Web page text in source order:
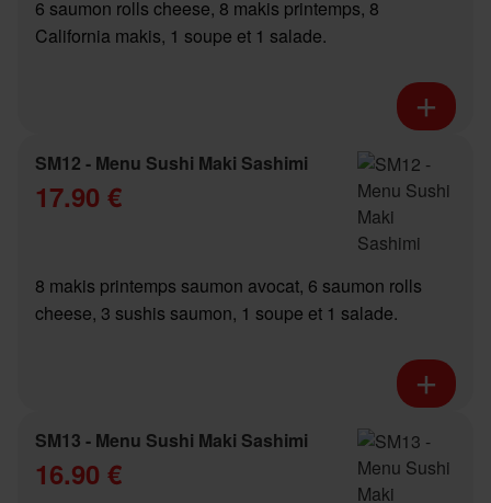
6 saumon rolls cheese, 8 makis printemps, 8
California makis, 1 soupe et 1 salade.
SM12 - Menu Sushi Maki Sashimi
17.90 €
8 makis printemps saumon avocat, 6 saumon rolls
cheese, 3 sushis saumon, 1 soupe et 1 salade.
SM13 - Menu Sushi Maki Sashimi
16.90 €